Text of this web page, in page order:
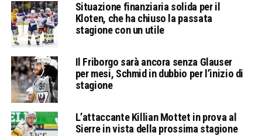
Situazione finanziaria solida per il
Kloten, che ha chiuso la passata
stagione con un utile
Il Friborgo sarà ancora senza Glauser
per mesi, Schmid in dubbio per l’inizio di
stagione
L’attaccante Killian Mottet in prova al
Sierre in vista della prossima stagione